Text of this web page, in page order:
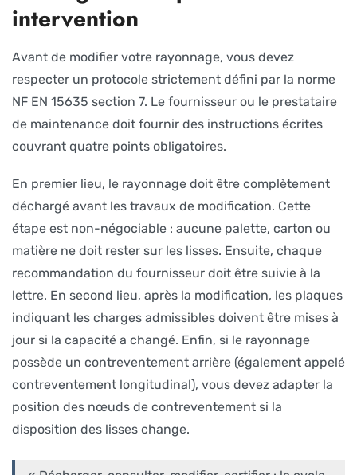
intervention
Avant de modifier votre rayonnage, vous devez
respecter un protocole strictement défini par la norme
NF EN 15635 section 7. Le fournisseur ou le prestataire
de maintenance doit fournir des instructions écrites
couvrant quatre points obligatoires.
En premier lieu, le rayonnage doit être complètement
déchargé avant les travaux de modification. Cette
étape est non-négociable : aucune palette, carton ou
matière ne doit rester sur les lisses. Ensuite, chaque
recommandation du fournisseur doit être suivie à la
lettre. En second lieu, après la modification, les plaques
indiquant les charges admissibles doivent être mises à
jour si la capacité a changé. Enfin, si le rayonnage
possède un contreventement arrière (également appelé
contreventement longitudinal), vous devez adapter la
position des nœuds de contreventement si la
disposition des lisses change.